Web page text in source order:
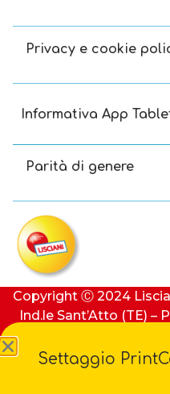
Privacy e cookie
Informativa App
Parità di genere
Copyright Ⓒ 2024
Ind.le Sant’Atto (TE) –
Settaggio